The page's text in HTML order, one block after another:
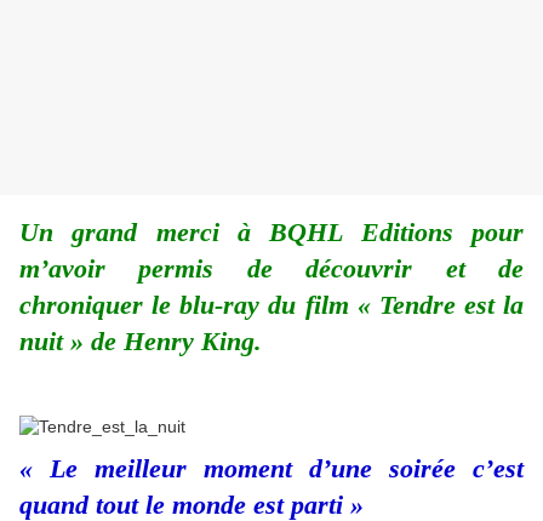
Un grand merci à BQHL Editions pour
m’avoir permis de découvrir et de
chroniquer le blu-ray du film « Tendre est la
nuit » de Henry King.
« Le meilleur moment d’une soirée c’est
quand tout le monde est parti »